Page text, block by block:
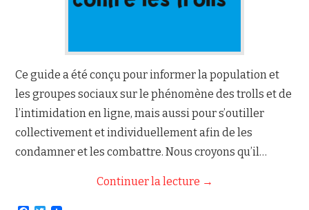
Ce guide a été conçu pour informer la population et
les groupes sociaux sur le phénomène des trolls et de
l’intimidation en ligne, mais aussi pour s’outiller
collectivement et individuellement afin de les
condamner et les combattre. Nous croyons qu’il…
Continuer la lecture →